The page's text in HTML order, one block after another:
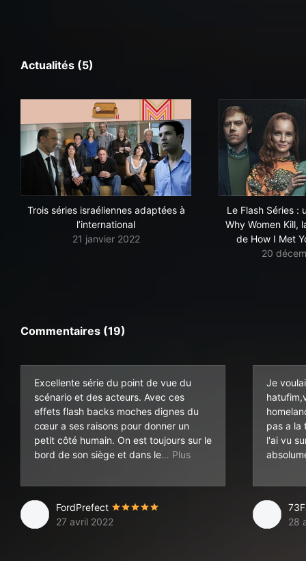
Actualités (5)
Trois séries israéliennes adaptées à
l’international
21 janvier 2022
Le Flash Séries :
Why Women Kill,
de How I Met
20
Commentaires (19)
Excellente série du point de vue du
scénario et des acteurs. Avec ces
effets flash backs moches dignes du
cœur a ses raisons pour donner un
petit côté humain. On est toujours sur le
bord de son siège et dans le
mal et on a envie de
FordPrefect
27 avril 2022
Je
pas a la
l'ai vu
28